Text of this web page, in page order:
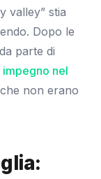
valley” stia
Dopo le
parte di
nel
non erano